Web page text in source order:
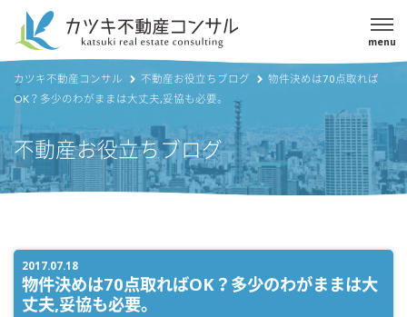
menu
カツキ不動産コンサル 不動産お役立ちブログ
物件決めは70点取れば
OK？多少のわがままは大丈夫,妥協も必要。
不動産お役立ちブログ
2017.07.18
物件決めは70点取ればOK？多少のわがままは大
丈夫,妥協も必要。